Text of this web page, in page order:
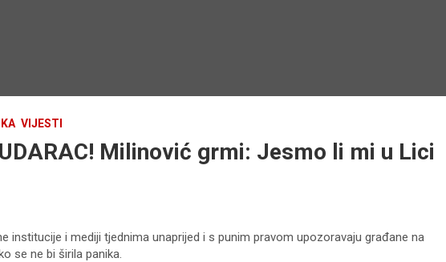
VIJESTI
Milinović grmi: Jesmo li mi u Lici
institucije i mediji tjednima unaprijed i s punim pravom upozoravaju građane na
se ne bi širila panika.